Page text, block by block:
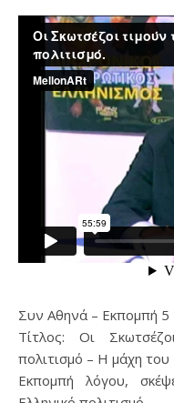
Συν Αθηνά – Εκπομπή 5
Τίτλος: Οι
πολιτισμό – Η μάχη
Εκπομπή λόγου,